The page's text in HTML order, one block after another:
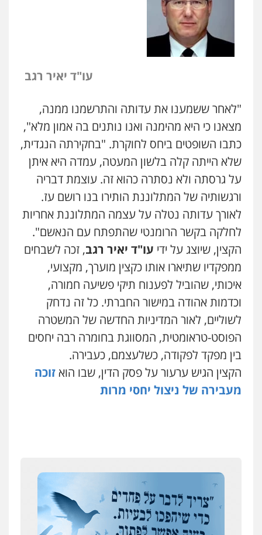
עו"ד יאיר רגב
"לאחר ששמענו את עדותה והתרשמנו ממנה,
מצאנו כי היא מהימנה ואנו נותנים בה אמון מלא",
כתבו השופטים ביחס לחוקרת. "בחקירתה הנגדית,
שלא הייתה קלה בלשון המעטה, עמדה היא איתן
על גרסתה ולא נסתרה כהוא זה. עוצמת דבריה
ורגשותיה של המתלוננת הותירו בנו רושם עז.
לאורך עדותה נטלה על עצמה המתלוננת אחריות
לחלקה בקשר הרומנטי שהתפתח עם הנאשם".
הקצין, שיוצג על ידי עו"ד יאיר רגב, זכה לשבחים
ממפקדיו שתיארו אותו כקצין מוערך, מקצועי,
איכותי, שהוביל לפענוח תיקי פשיעה חמורה,
וכדמות אהודה במישור החברתי. כל זה נדחק
לשוליים, לאור המדיניות החדשה של המשטרה
הפוסט-טראומטית, המסווגת בחומרה רבה יחסים
בין מפקד לפקודה, כשלעצמם, כעבירה.
הקצין הגיש ערעור על פסק הדין, שבו הוא זוכה
מעבירה של ניצול יחסי מרות
רונן הלל – מוניטין
מחיקת כתבות מגוגל ודחיקת אזכורים
שליליים
שירותים מקצועיים לעורכי דין
0522508109
194 עורכי הדין החדשים
אחרי המלחמה: הוסמכו בירושלים עורכות ועורכי
הדין החדשים